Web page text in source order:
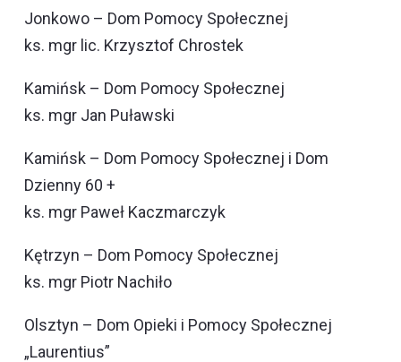
Jonkowo – Dom Pomocy Społecznej
ks. mgr lic. Krzysztof Chrostek
Kamińsk – Dom Pomocy Społecznej
ks. mgr Jan Puławski
Kamińsk – Dom Pomocy Społecznej i Dom
Dzienny 60 +
ks. mgr Paweł Kaczmarczyk
Kętrzyn – Dom Pomocy Społecznej
ks. mgr Piotr Nachiło
Olsztyn – Dom Opieki i Pomocy Społecznej
„Laurentius”